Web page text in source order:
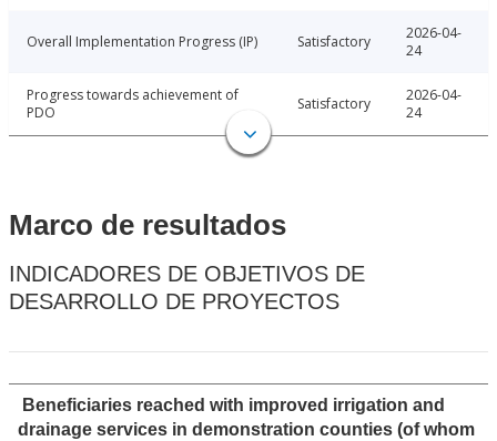
Overall Implementation Progress (IP) Satisfactory
2026-04-
24
Progress towards achievement of
PDO
Satisfactory
2026-04-
24
Marco de resultados
INDICADORES DE OBJETIVOS DE
DESARROLLO DE PROYECTOS
Beneficiaries reached with improved irrigation and
drainage services in demonstration counties (of whom